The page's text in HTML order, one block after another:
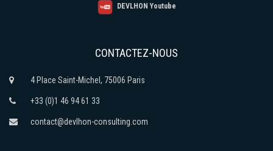
DEVLHON Youtube
CONTACTEZ-NOUS
4 Place Saint-Michel, 75006 Paris
+33 (0)1 46 94 61 33
contact@devlhon-consulting.com